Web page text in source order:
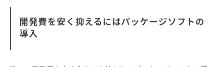
開発費を安く抑えるにはパッケージソフトの
導入